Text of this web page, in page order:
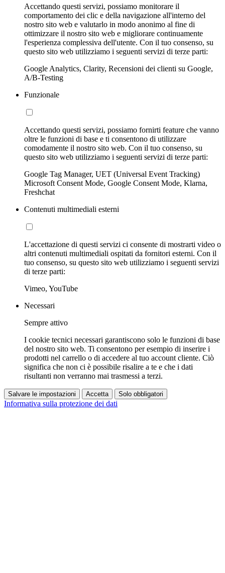
Accettando questi servizi, possiamo monitorare il
comportamento dei clic e della navigazione all'interno del
nostro sito web e valutarlo in modo anonimo al fine di
ottimizzare il nostro sito web e migliorare continuamente
l'esperienza complessiva dell'utente. Con il tuo consenso, su
questo sito web utilizziamo i seguenti servizi di terze parti:
Google Analytics, Clarity, Recensioni dei clienti su Google,
A/B-Testing
Funzionale
Accettando questi servizi, possiamo fornirti feature che vanno
oltre le funzioni di base e ti consentono di utilizzare
comodamente il nostro sito web. Con il tuo consenso, su
questo sito web utilizziamo i seguenti servizi di terze parti:
Google Tag Manager, UET (Universal Event Tracking)
Microsoft Consent Mode, Google Consent Mode, Klarna,
Freshchat
Contenuti multimediali esterni
L'accettazione di questi servizi ci consente di mostrarti video o
altri contenuti multimediali ospitati da fornitori esterni. Con il
tuo consenso, su questo sito web utilizziamo i seguenti servizi
di terze parti:
Vimeo, YouTube
Necessari
Sempre attivo
I cookie tecnici necessari garantiscono solo le funzioni di base
del nostro sito web. Ti consentono per esempio di inserire i
prodotti nel carrello o di accedere al tuo account cliente. Ciò
significa che non ci è possibile risalire a te e che i dati
risultanti non verranno mai trasmessi a terzi.
Salvare le impostazioni Accetta Solo obbligatori
Informativa sulla protezione dei dati